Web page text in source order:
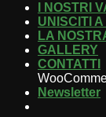
I NOSTRI
UNISCITI A
LA
GALLERY
CONTATTI
Newsletter